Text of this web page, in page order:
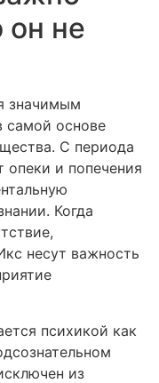
он не
значимым
самой основе
С периода
опеки и попечения
Когда
несут важность
психикой как
из